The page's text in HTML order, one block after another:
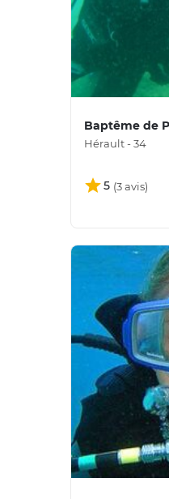
Baptême de
Hérault - 34
5